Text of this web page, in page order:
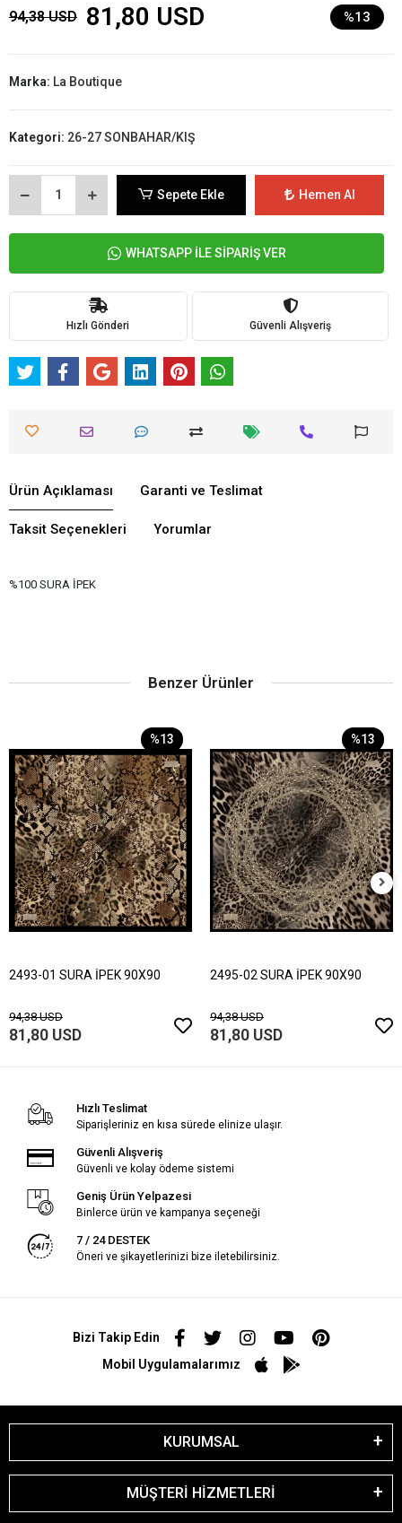
94,38 USD 81,80 USD %13
Marka: La Boutique
Kategori: 26-27 SONBAHAR/KIŞ
Sepete Ekle Hemen Al
WHATSAPP İLE SİPARİŞ VER
Hızlı Gönderi Güvenli Alışveriş
Ürün Açıklaması Garanti ve Teslimat
Taksit Seçenekleri Yorumlar
%100 SURA İPEK
Benzer Ürünler
%13
2493-01 SURA İPEK 90X90
94,38 USD
81,80 USD
%13
2495-02 SURA İPEK 90X90
94,38 USD
81,80 USD
Hızlı Teslimat
Siparişleriniz en kısa sürede elinize ulaşır.
Güvenli Alışveriş
Güvenli ve kolay ödeme sistemi
Geniş Ürün Yelpazesi
Binlerce ürün ve kampanya seçeneği
7 / 24 DESTEK
Öneri ve şikayetlerinizi bize iletebilirsiniz.
Bizi Takip Edin
Mobil Uygulamalarımız
KURUMSAL
MÜŞTERİ HİZMETLERİ